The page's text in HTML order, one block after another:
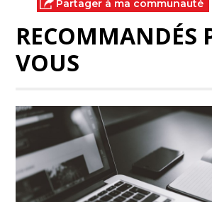
Partager à ma communauté
RECOMMANDÉS
VOUS